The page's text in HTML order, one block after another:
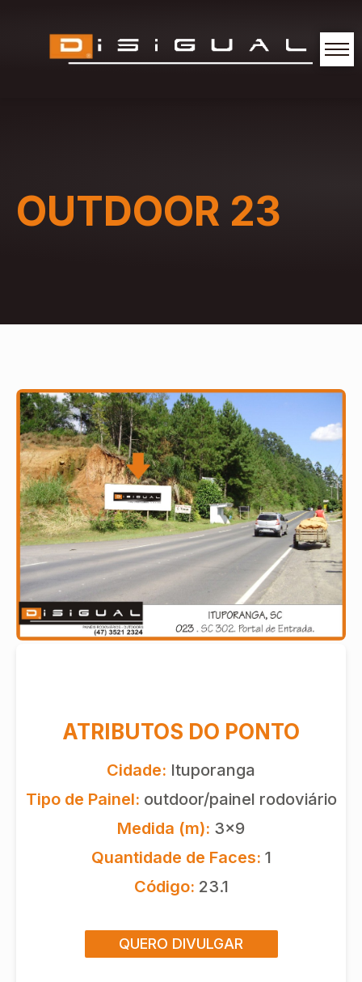
OUTDOOR 23
ATRIBUTOS DO PONTO
Cidade: Ituporanga
Tipo de Painel: outdoor/painel rodoviário
Medida (m): 3x9
Quantidade de Faces: 1
Código: 23.1
QUERO DIVULGAR